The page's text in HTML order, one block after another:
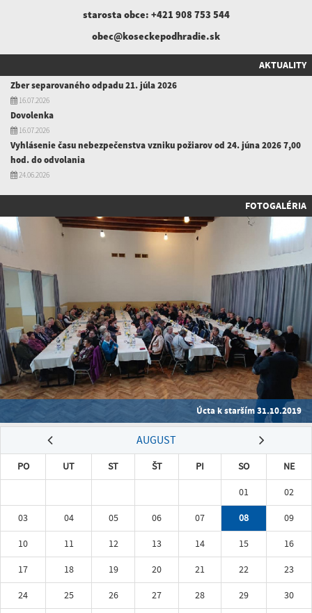
starosta obce: +421 908 753 544
obec@koseckepodhradie.sk
AKTUALITY
Zber separovaného odpadu 21. júla 2026
16.07.2026
Dovolenka
16.07.2026
Vyhlásenie času nebezpečenstva vzniku požiarov od 24. júna 2026 7,00
hod. do odvolania
24.06.2026
FOTOGALÉRIA
Úcta k starším 31.10.2019
AUGUST
PO UT ST ŠT PI SO
NE
01
02
03
04 05 06 07 08
09
10
11 12 13 14 15
16
17
18 19 20 21 22
23
24
25 26 27 28 29
30